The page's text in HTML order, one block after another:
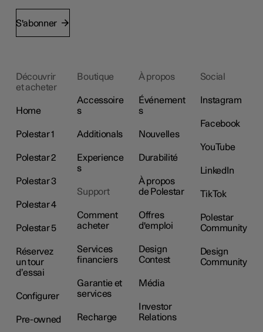
S'abonner
Découvrir
et acheter
Home
Polestar 1
Polestar 2
Polestar 3
Polestar 4
Polestar 5
Réservez
un tour
d’essai
Configurer
Pre-owned
Boutique
Accessoire
s
Additionals
Experience
s
Support
Comment
acheter
Services
financiers
Garantie et
services
Recharge
À propos
Événement
s
Nouvelles
Durabilité
À propos
de Polestar
Offres
d'emploi
Design
Contest
Média
Investor
Relations
Social
Instagram
Facebook
YouTube
LinkedIn
TikTok
Polestar
Community
Design
Community